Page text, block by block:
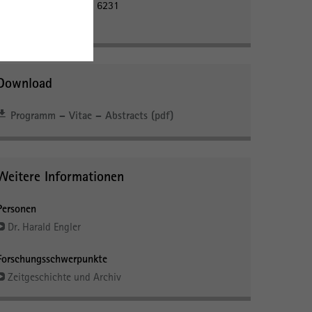
Meeting-ID: 818 7761 6231
Programm – Vitae – Abstracts (pdf)
Informationen
Dr. Harald Engler
Zeitgeschichte und Archiv